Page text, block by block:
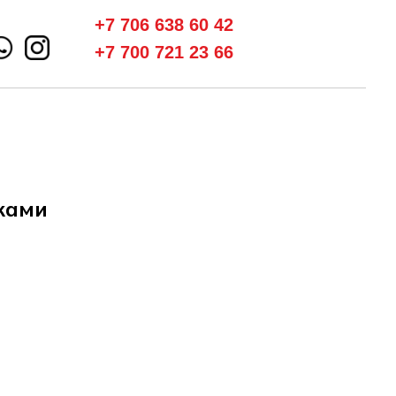
+7 700 721 23 66
+7 706 638 60 42